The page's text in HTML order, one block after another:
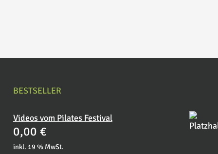
BESTSELLER
Videos vom Pilates Festival
0,00 €
inkl. 19 % MwSt.